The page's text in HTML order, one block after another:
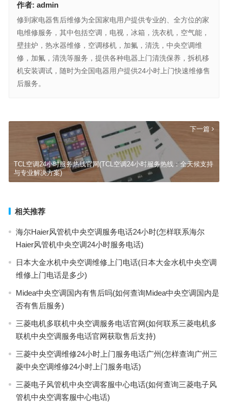
作者: admin
修到家电器售后维修为全国家电用户提供专业的、全方位的家
电维修服务，其中包括空调，电视，冰箱，洗衣机，空气能，
壁挂炉，热水器维修，空调移机，加氟，清洗，中央空调维
修，加氟，清洗等服务，提供各种电器上门清洗保养，拆机移
机安装调试，随时为全国电器用户提供24小时上门快速维修售
后服务。
下一篇
TCL空调24小时服务热线官网(TCL空调24小时服务热线：全天候支持
与专业解决方案)
相关推荐
海尔Haier风管机中央空调服务电话24小时(怎样联系海尔
Haier风管机中央空调24小时服务电话)
日本大金水机中央空调维修上门电话(日本大金水机中央空调
维修上门电话是多少)
Midea中央空调国内有售后吗(如何查询Midea中央空调国内是
否有售后服务)
三菱电机多联机中央空调服务电话官网(如何联系三菱电机多
联机中央空调服务电话官网获取售后支持)
三菱中央空调维修24小时上门服务电话广州(怎样查询广州三
菱中央空调维修24小时上门服务电话)
三菱电子风管机中央空调客服中心电话(如何查询三菱电子风
管机中央空调客服中心电话)